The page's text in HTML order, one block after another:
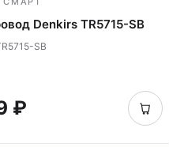
Denkirs TR5715-SB
SB
₽